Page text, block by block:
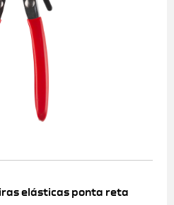
elásticas ponta reta